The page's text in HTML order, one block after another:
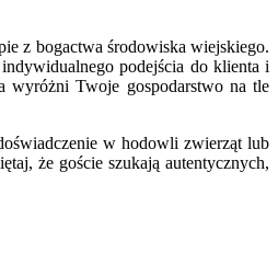
z bogactwa środowiska wiejskiego.
podejścia do klienta i
wyróżni Twoje gospodarstwo na tle
w hodowli zwierząt lub
że goście szukają autentycznych,